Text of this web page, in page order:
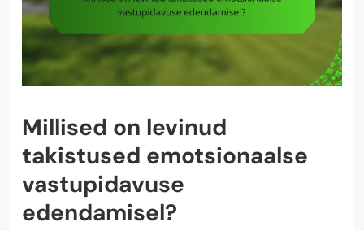
Millised on levinud
takistused emotsionaalse
vastupidavuse
edendamisel?